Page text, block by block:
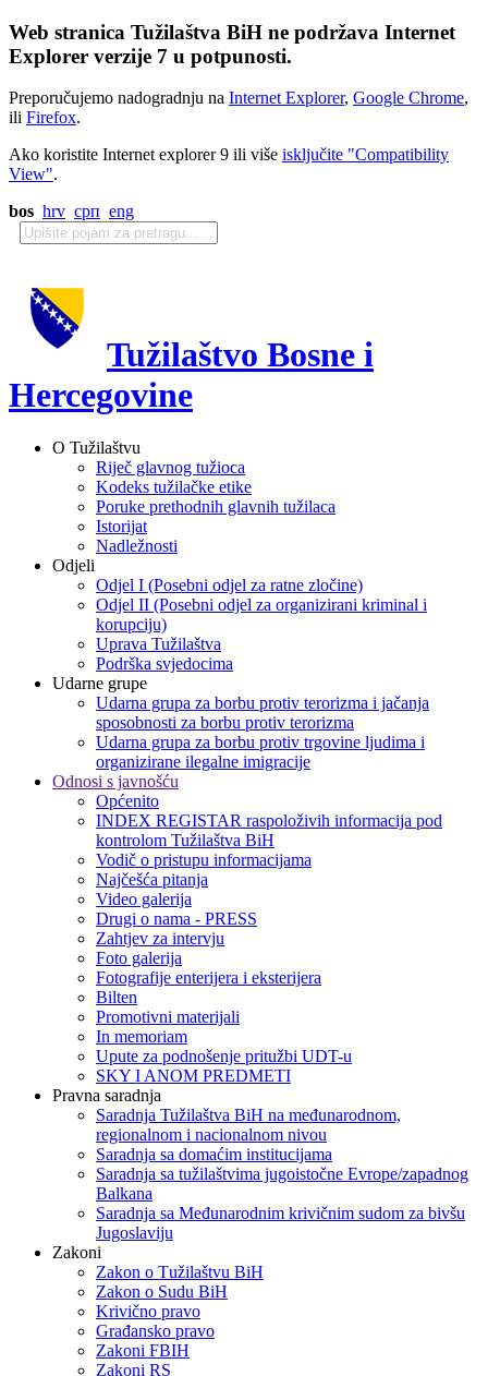
Web stranica Tužilaštva BiH ne podržava Internet
Explorer verzije 7 u potpunosti.
Preporučujemo nadogradnju na Internet Explorer, Google Chrome,
ili Firefox.
Ako koristite Internet explorer 9 ili više isključite "Compatibility
View".
bos hrv срп eng
Tužilaštvo Bosne i
Hercegovine
O Tužilaštvu
Riječ glavnog tužioca
Kodeks tužilačke etike
Poruke prethodnih glavnih tužilaca
Istorijat
Nadležnosti
Odjeli
Odjel I (Posebni odjel za ratne zločine)
Odjel II (Posebni odjel za organizirani kriminal i
korupciju)
Uprava Tužilaštva
Podrška svjedocima
Udarne grupe
Udarna grupa za borbu protiv terorizma i jačanja
sposobnosti za borbu protiv terorizma
Udarna grupa za borbu protiv trgovine ljudima i
organizirane ilegalne imigracije
Odnosi s javnošću
Općenito
INDEX REGISTAR raspoloživih informacija pod
kontrolom Tužilaštva BiH
Vodič o pristupu informacijama
Najčešća pitanja
Video galerija
Drugi o nama - PRESS
Zahtjev za intervju
Foto galerija
Fotografije enterijera i eksterijera
Bilten
Promotivni materijali
In memoriam
Upute za podnošenje pritužbi UDT-u
SKY I ANOM PREDMETI
Pravna saradnja
Saradnja Tužilaštva BiH na međunarodnom,
regionalnom i nacionalnom nivou
Saradnja sa domaćim institucijama
Saradnja sa tužilaštvima jugoistočne Evrope/zapadnog
Balkana
Saradnja sa Međunarodnim krivičnim sudom za bivšu
Jugoslaviju
Zakoni
Zakon o Тužilaštvu BiH
Zakon o Sudu BiH
Krivično pravo
Građansko pravo
Zakoni FBIH
Zakoni RS